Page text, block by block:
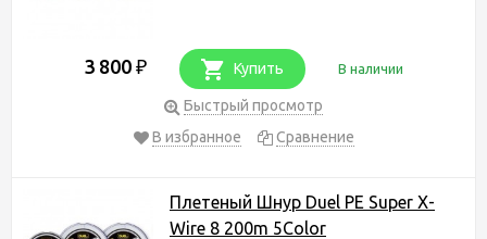
3 800 ₽ Купить В наличии
Быстрый просмотр
В избранное
Сравнение
Плетеный Шнур Duel PE Super X-
Wire 8 200m 5Color